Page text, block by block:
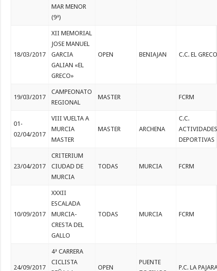
MAR MENOR
(9ª)
18/03/2017
XII MEMORIAL
JOSE MANUEL
GARCIA
GALIAN «EL
GRECO»
OPEN BENIAJAN C.C. EL
19/03/2017
CAMPEONATO
REGIONAL
MASTER FCRM
01-
02/04/2017
VIII VUELTA A
MURCIA
MASTER
MASTER ARCHENA
C.C.
DEPORTIVAS
23/04/2017
CRITERIUM
CIUDAD DE
MURCIA
TODAS MURCIA FCRM
10/09/2017
XXXII
ESCALADA
MURCIA-
CRESTA DEL
GALLO
TODAS MURCIA FCRM
24/09/2017
4ª CARRERA
CICLISTA
OPEN
PUENTE
P.C. LA